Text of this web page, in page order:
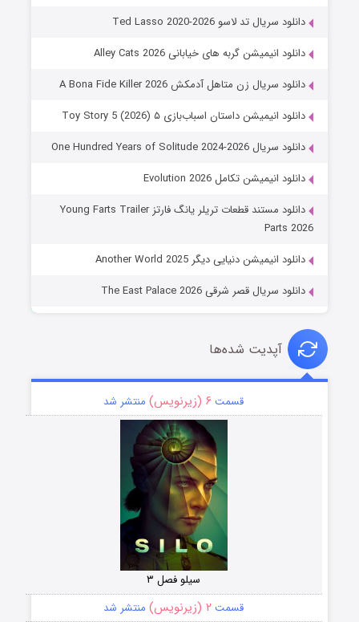
دانلود سریال تد لاسو Ted Lasso 2020-2026
دانلود انیمیشن گربه های خیابانی Alley Cats 2026
دانلود سریال زن متاهل آدمکش A Bona Fide Killer 2026
دانلود انیمیشن داستان اسباب‌بازی ۵ Toy Story 5 (2026)
دانلود سریال One Hundred Years of Solitude 2024-2026
دانلود انیمیشن تکامل Evolution 2026
دانلود مستند قطعات تریلر یانگ فارتز Young Farts Trailer
Parts 2026
دانلود انیمیشن دنیایی دیگر Another World 2025
دانلود سریال قصر شرقی The East Palace 2026
آپدیت شده‌ها
قسمت ۶ (زیرنویس) منتشر شد
سیلو فصل ۳
قسمت ۲ (زیرنویس) منتشر شد